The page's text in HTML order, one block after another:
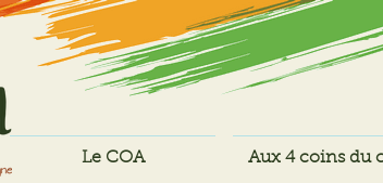
Le COA Aux 4 coins du